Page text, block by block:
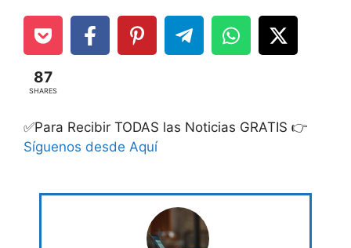
87
SHARES
✅Para Recibir TODAS las Noticias GRATIS 👉
Síguenos desde Aquí